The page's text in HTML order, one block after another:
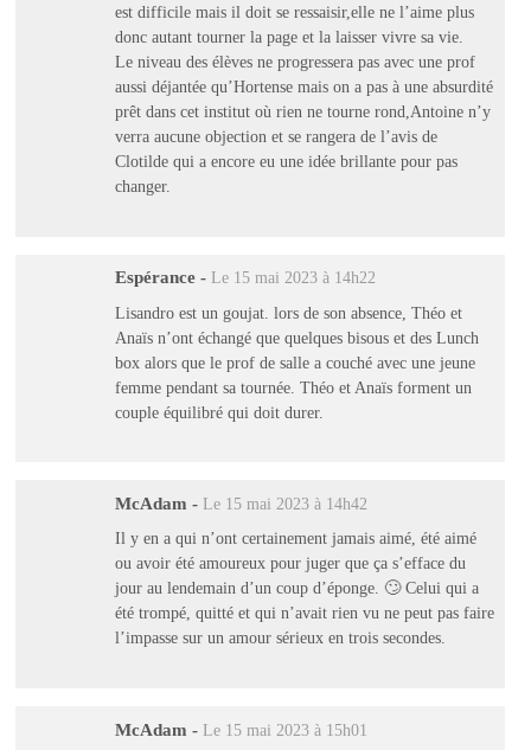
est difficile mais il doit se ressaisir,elle ne l’aime plus
donc autant tourner la page et la laisser vivre sa vie.
Le niveau des élèves ne progressera pas avec une prof
aussi déjantée qu’Hortense mais on a pas à une absurdité
prêt dans cet institut où rien ne tourne rond,Antoine n’y
verra aucune objection et se rangera de l’avis de
Clotilde qui a encore eu une idée brillante pour pas
changer.
Espérance - Le 15 mai 2023 à 14h22
Lisandro est un goujat. lors de son absence, Théo et
Anaïs n’ont échangé que quelques bisous et des Lunch
box alors que le prof de salle a couché avec une jeune
femme pendant sa tournée. Théo et Anaïs forment un
couple équilibré qui doit durer.
McAdam - Le 15 mai 2023 à 14h42
Il y en a qui n’ont certainement jamais aimé, été aimé
ou avoir été amoureux pour juger que ça s’efface du
jour au lendemain d’un coup d’éponge. 🙄 Celui qui a
été trompé, quitté et qui n’avait rien vu ne peut pas faire
l’impasse sur un amour sérieux en trois secondes.
McAdam - Le 15 mai 2023 à 15h01